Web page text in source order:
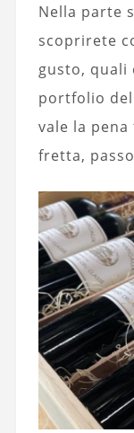
Nella parte
scoprirete
gusto, quali
portfolio
vale la pena
fretta,